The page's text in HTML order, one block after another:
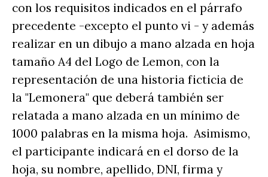
con los requisitos indicados en el párrafo
precedente -excepto el punto vi - y además
realizar en un dibujo a mano alzada en hoja
tamaño A4 del Logo de Lemon, con la
representación de una historia ficticia de
la "Lemonera" que deberá también ser
relatada a mano alzada en un mínimo de
1000 palabras en la misma hoja. Asimismo,
el participante indicará en el dorso de la
hoja, su nombre, apellido, DNI, firma y